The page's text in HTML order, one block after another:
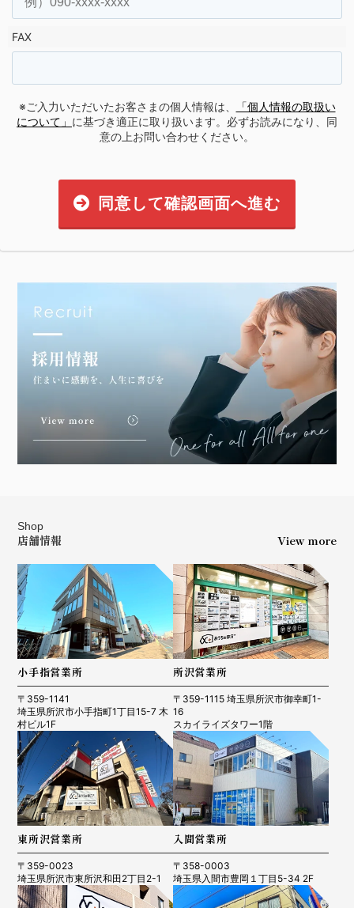
FAX
※ご入力いただいたお客さまの個人情報は、
「個人情報の取扱い
について」 に基づき適正に取り扱います。必ずお読みになり、同
意の上お問い合わせください。
同意して確認画面へ進む
Shop
店舗情報 View more
小手指営業所
〒359-1141
埼玉県所沢市小手指町1丁目15-7 木
村ビル1F
所沢営業所
〒359-1115 埼玉県所沢市御幸町1-
16
スカイライズタワー1階
東所沢営業所
〒359-0023
埼玉県所沢市東所沢和田2丁目2-1
入間営業所
〒358-0003
埼玉県入間市豊岡１丁目5-34 2F